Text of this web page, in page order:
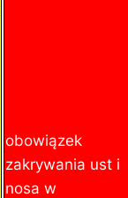
obowiązek
zakrywania ust i
nosa w